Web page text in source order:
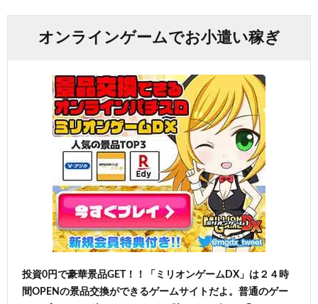
オンラインゲームでお小遣い稼ぎ
投資0円で豪華景品GET！！「ミリオンゲームDX」は２４時
間OPENの景品交換ができるゲームサイトだよ。普通のゲー